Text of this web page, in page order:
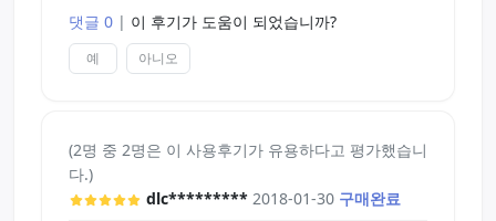
댓글 0 | 이 후기가 도움이 되었습니까?
예 아니오
(2명 중 2명은 이 사용후기가 유용하다고 평가했습니
다.)
dlc********* 2018-01-30 구매완료